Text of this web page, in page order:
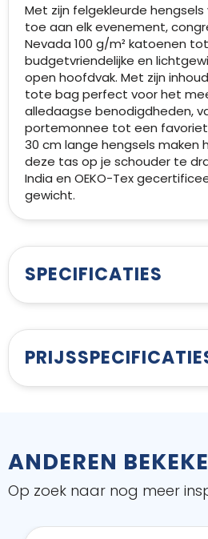
Met zijn felgekleurde
toe aan elk evenement,
Nevada 100 g/m² katoenen
budgetvriendelijke en
open hoofdvak. Met zijn
tote bag perfect voor het
alledaagse benodigdheden,
portemonnee tot een
30 cm lange hengsels maken
deze tas op je schouder te
India en OEKO-Tex
gewicht.
SPECIFICATIES
ANDEREN
Op zoek naar nog meer